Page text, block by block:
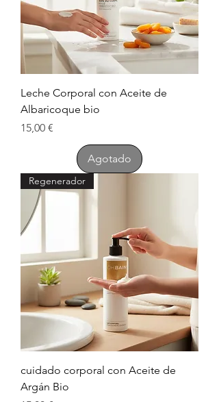
Leche Corporal con Aceite de
Albaricoque bio
Precio
15,00 €
Agotado
Regenerador
cuidado corporal con Aceite de
Argán Bio